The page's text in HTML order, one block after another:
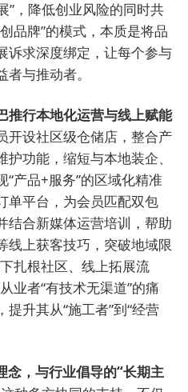
”，降低创业风险的同时共
品牌”的模式，本质是将品
诉求深度绑定，让每个参与
与推动者。
推行本地化运营与线上赋能
开设社区级仓储店，整合产
功能，缩短与本地装企、
产品+服务”的区域化精准
单平台，为会员匹配双包
结合新媒体运营培训，帮助
线上获客技巧，突破地域限
扎根社区、线上拓展流
业者“有技术无渠道”的痛
升其从“施工者”到“经营
念，与行业倡导的“长期主